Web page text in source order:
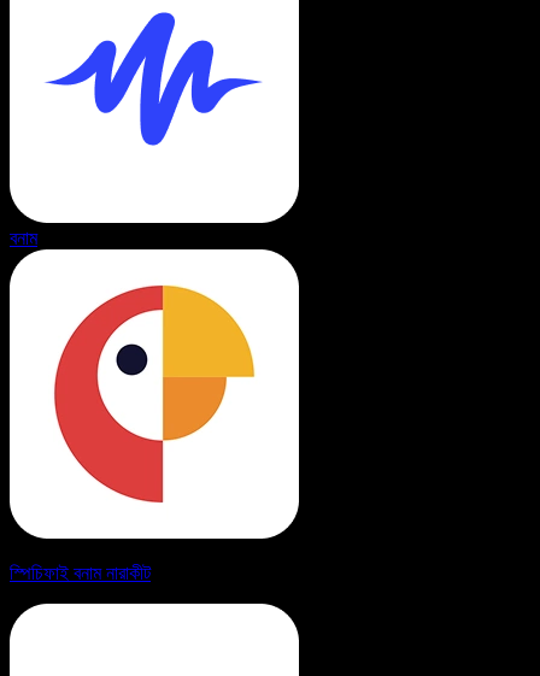
বনাম
স্পিচিফাই বনাম নারাকীট